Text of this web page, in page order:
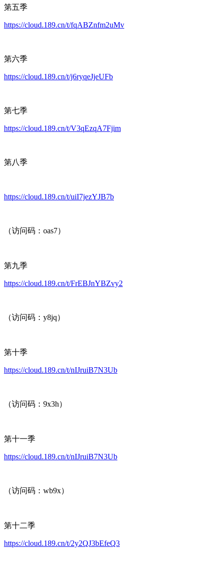
第五季
https://cloud.189.cn/t/fqABZnfm2uMv
第六季
https://cloud.189.cn/t/j6ryqeJjeUFb
第七季
https://cloud.189.cn/t/V3qEzqA7Fjim
第八季
https://cloud.189.cn/t/uiI7jezYJB7b
（访问码：oas7）
第九季
https://cloud.189.cn/t/FrEBJnYBZvy2
（访问码：y8jq）
第十季
https://cloud.189.cn/t/nIJruiB7N3Ub
（访问码：9x3h）
第十一季
https://cloud.189.cn/t/nIJruiB7N3Ub
（访问码：wb9x）
第十二季
https://cloud.189.cn/t/2y2QJ3bEfeQ3